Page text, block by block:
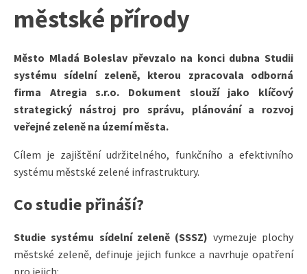
městské přírody
Město Mladá Boleslav převzalo na konci dubna Studii
systému sídelní zeleně, kterou zpracovala odborná
firma Atregia s.r.o. Dokument slouží jako klíčový
strategický nástroj pro správu, plánování a rozvoj
veřejné zeleně na území města.
Cílem je zajištění udržitelného, funkčního a efektivního
systému městské zelené infrastruktury.
Co studie přináší?
Studie systému sídelní zeleně (SSSZ) vymezuje plochy
městské zeleně, definuje jejich funkce a navrhuje opatření
pro jejich: